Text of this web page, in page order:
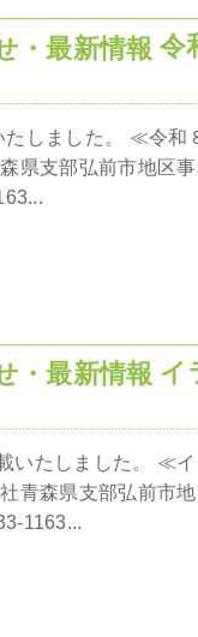
令
たしました。 ≪令和
県支部弘前市地区
イ
いたしました。 ≪
青森県支部弘前市
1163...